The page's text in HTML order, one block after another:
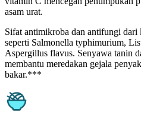
asam urat.
Sifat antimikroba dan antifungi
seperti Salmonella typhimurium,
Aspergillus flavus. Senyawa tanin
membantu meredakan gejala
bakar.***